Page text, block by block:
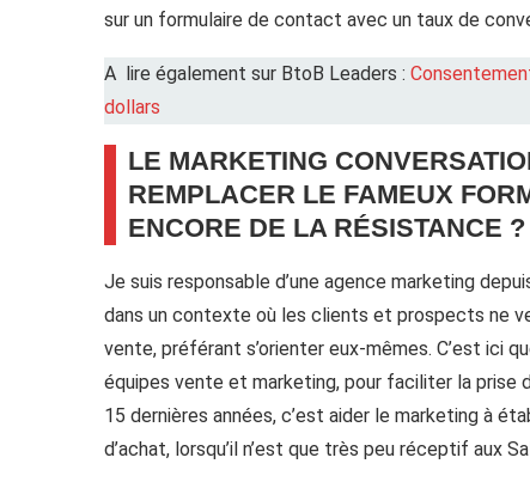
sur un formulaire de contact avec un taux de
A lire également sur BtoB Leaders :
dollars
LE MARKETING
REMPLACER LE FAMEUX
ENCORE DE LA RÉSISTANCE ?
Je suis responsable d’une agence marketing
dans un contexte où les clients et prospects ne
vente, préférant s’orienter eux-mêmes. C’est ici
équipes vente et marketing, pour faciliter la prise
15 dernières années, c’est aider le marketing à
d’achat, lorsqu’il n’est que très peu réceptif aux